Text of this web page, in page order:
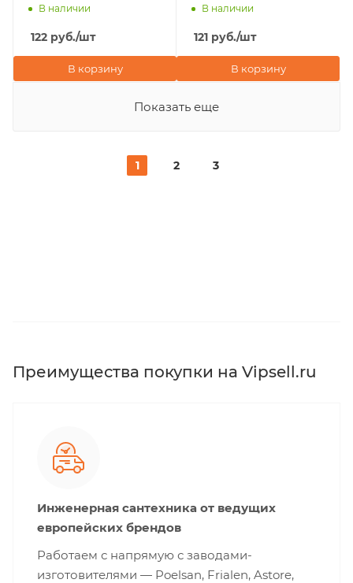
В наличии
122 руб./шт
В корзину
В наличии
121 руб./шт
В корзину
Показать еще
1 2 3
Преимущества покупки на Vipsell.ru
Инженерная сантехника от ведущих
европейских брендов
Работаем с напрямую с заводами-
изготовителями — Poelsan, Frialen, Astore,